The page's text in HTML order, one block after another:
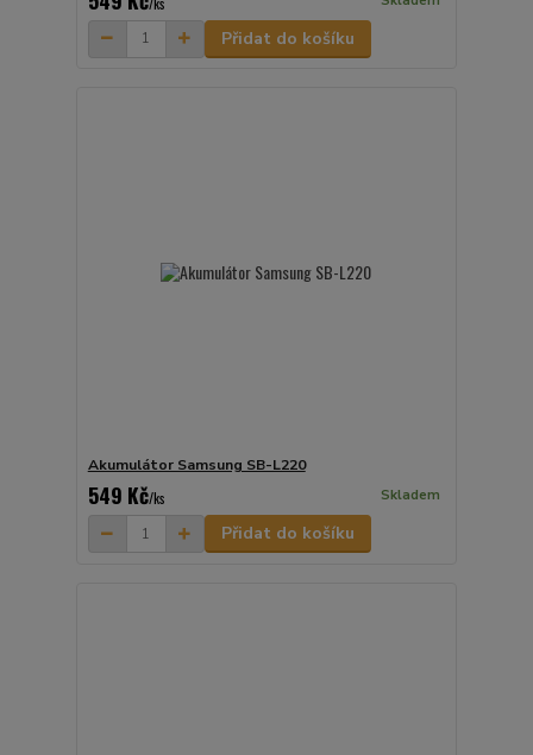
Přidat do košíku
Akumulátor Samsung SB-L220
549 Kč/ks Skladem
Přidat do košíku